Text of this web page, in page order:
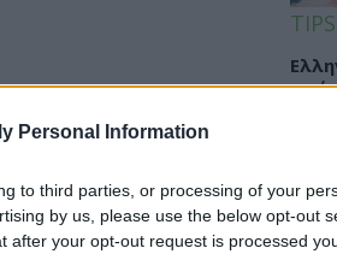
Personal Information
to third parties, or processing of your
by us, please use the below opt-out
after your opt-out request is processed
TIPS
από